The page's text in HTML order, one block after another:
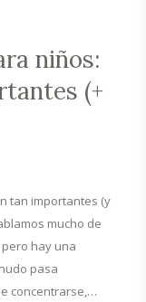
niños:
(+
tan importantes (y
mucho de
hay una
pasa
concentrarse,…